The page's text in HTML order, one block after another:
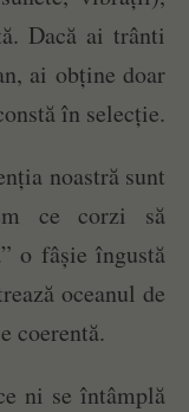
Dacă ai trânti
ai obține doar
în selecție.
noastră sunt
ce corzi să
o fâșie îngustă
oceanul de
coerentă.
ni se întâmplă